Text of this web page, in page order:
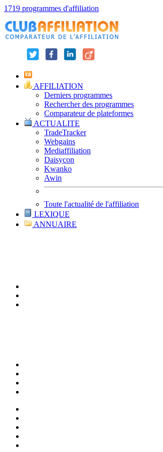
1719 programmes d'affiliation
AFFILIATION
Derniers programmes
Rechercher des programmes
Comparateur de plateformes
ACTUALITE
TradeTracker
Webgains
Mediaffiliation
Daisycon
Kwanko
Awin
Toute l'actualité de l'affiliation
LEXIQUE
ANNUAIRE